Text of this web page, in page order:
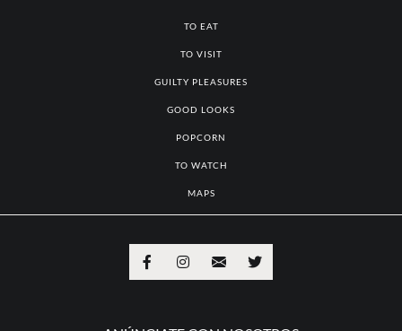
TO EAT
TO VISIT
GUILTY PLEASURES
GOOD LOOKS
POPCORN
TO WATCH
MAPS